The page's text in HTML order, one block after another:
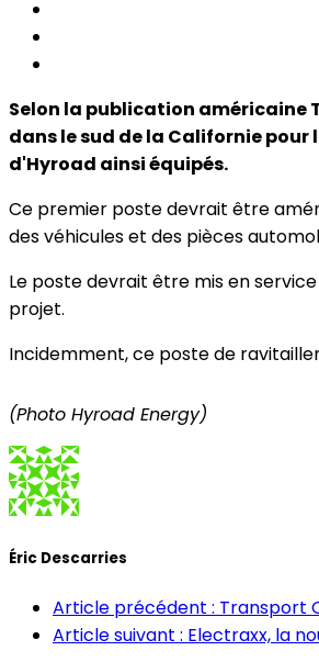
Selon la publication américaine
dans le sud de la Californie
d'Hyroad ainsi équipés.
Ce premier poste devrait être
des véhicules et des pièces
Le poste devrait être mis en
projet.
Incidemment, ce poste de
(Photo Hyroad Energy)
Éric Descarries
Article précédent : Transport
Article suivant : Electraxx, la